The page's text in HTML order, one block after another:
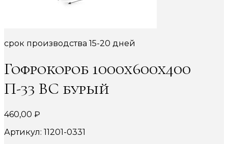
срок производства 15-20 дней
Гофрокороб 1000х600х400
П-33 ВС бурый
460,00 ₽
Артикул: 11201-0331